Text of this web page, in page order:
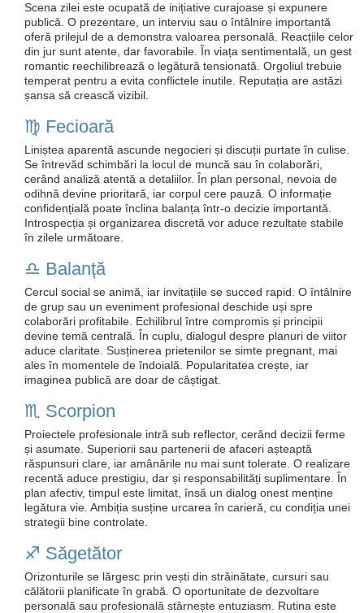
Scena zilei este ocupată de inițiative curajoase și expunere
publică. O prezentare, un interviu sau o întâlnire importantă
oferă prilejul de a demonstra valoarea personală. Reacțiile celor
din jur sunt atente, dar favorabile. În viața sentimentală, un gest
romantic reechilibrează o legătură tensionată. Orgoliul trebuie
temperat pentru a evita conflictele inutile. Reputația are astăzi
șansa să crească vizibil.
♍️ Fecioară
Liniștea aparentă ascunde negocieri și discuții purtate în culise.
Se întrevăd schimbări la locul de muncă sau în colaborări,
cerând analiză atentă a detaliilor. În plan personal, nevoia de
odihnă devine prioritară, iar corpul cere pauză. O informație
confidențială poate înclina balanța într-o decizie importantă.
Introspecția și organizarea discretă vor aduce rezultate stabile
în zilele următoare.
♎️ Balanță
Cercul social se animă, iar invitațiile se succed rapid. O întâlnire
de grup sau un eveniment profesional deschide uși spre
colaborări profitabile. Echilibrul între compromis și principii
devine temă centrală. În cuplu, dialogul despre planuri de viitor
aduce claritate. Susținerea prietenilor se simte pregnant, mai
ales în momentele de îndoială. Popularitatea crește, iar
imaginea publică are doar de câștigat.
♏️ Scorpion
Proiectele profesionale intră sub reflector, cerând decizii ferme
și asumate. Superiorii sau partenerii de afaceri așteaptă
răspunsuri clare, iar amânările nu mai sunt tolerate. O realizare
recentă aduce prestigiu, dar și responsabilități suplimentare. În
plan afectiv, timpul este limitat, însă un dialog onest menține
legătura vie. Ambiția susține urcarea în carieră, cu condiția unei
strategii bine controlate.
♐️ Săgetător
Orizonturile se lărgesc prin vești din străinătate, cursuri sau
călătorii planificate în grabă. O oportunitate de dezvoltare
personală sau profesională stârnește entuziasm. Rutina este